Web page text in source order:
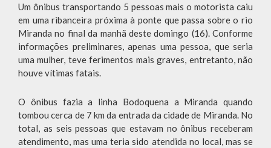
Um ônibus transportando 5 pessoas mais o motorista caiu
em uma ribanceira próxima à ponte que passa sobre o rio
Miranda no final da manhã deste domingo (16). Conforme
informações preliminares, apenas uma pessoa, que seria
uma mulher, teve ferimentos mais graves, entretanto, não
houve vítimas fatais.
O ônibus fazia a linha Bodoquena a Miranda quando
tombou cerca de 7 km da entrada da cidade de Miranda. No
total, as seis pessoas que estavam no ônibus receberam
atendimento, mas uma teria sido atendida no local, mas se